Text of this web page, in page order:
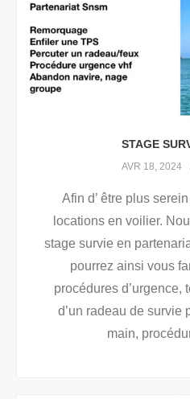
STAGE
AVR 18, 2024
Afin d’ être plus
locations en voilier.
stage survie en
pourrez ainsi vous
procédures d’urgence,
d’un radeau de survie
main,